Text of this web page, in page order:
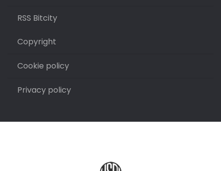
RSS Bitcity
Copyright
Cookie policy
Privacy policy